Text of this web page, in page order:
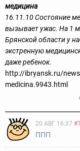
медицина
16.11.10Состояние
вызывает ужас. На 1
Брянской области у
экстренную
даже ребенок.
http://ibryansk.ru/
medicina.9943.html
20 АВГ 16:37
ППП